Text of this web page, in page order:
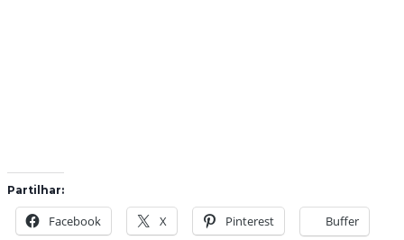
Partilhar:
Facebook X Pinterest Buffer